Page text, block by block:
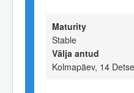
Maturity
Stable
Välja antud
Kolmapäev, 14